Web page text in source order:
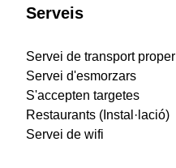
Serveis
Servei de transport proper
Servei d'esmorzars
S'accepten targetes
Restaurants (Instal·lació)
Servei de wifi